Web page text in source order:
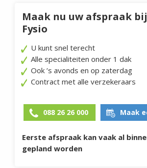
Maak nu uw afspraak
Fysio
U kunt snel terecht
Alle specialiteiten onder 1 dak
Ook ’s avonds en op zaterdag
Contract met alle verzekeraars
088 26 26 000 Maak
Eerste afspraak kan vaak al
gepland worden